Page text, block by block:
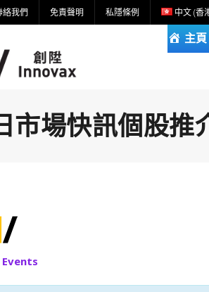
絡我們 免責聲明 私隱條例 中文 (香
主頁
市場快訊個股推
Events